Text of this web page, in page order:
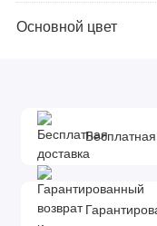
Основной цвет
Установка
Материал
панели конфорок